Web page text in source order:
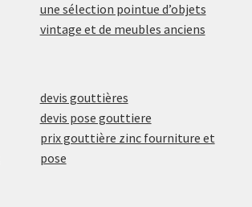
une sélection pointue d’objets
vintage et de meubles anciens
devis gouttières
devis pose gouttiere
prix gouttière zinc fourniture et
pose